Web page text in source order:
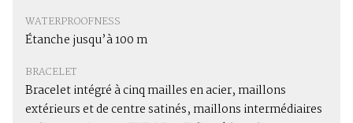
WATERPROOFNESS
Étanche jusqu’à 100 m
BRACELET
Bracelet intégré à cinq mailles en acier, maillons
extérieurs et de centre satinés, maillons intermédiaires